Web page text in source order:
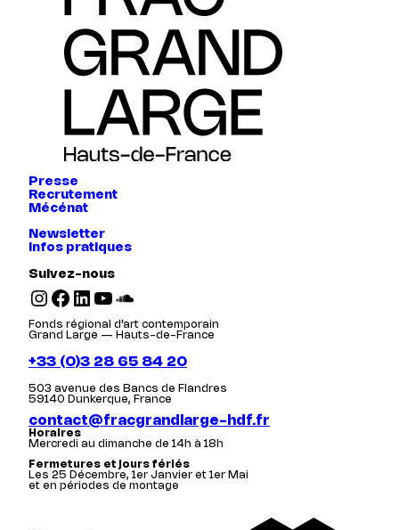
Presse
Recrutement
Mécénat
Newsletter
Infos pratiques
Suivez-nous
Instagram Facebook LinkedIn YouTube SoundCloud
Fonds régional d’art contemporain
Grand Large — Hauts-de-France
+33 (0)3 28 65 84 20
503 avenue des Bancs de Flandres
59140 Dunkerque, France
contact@fracgrandlarge-hdf.fr
Horaires
Mercredi au dimanche de 14h à 18h
Fermetures et jours fériés
Les 25 Décembre, 1er Janvier et 1er Mai
et en périodes de montage